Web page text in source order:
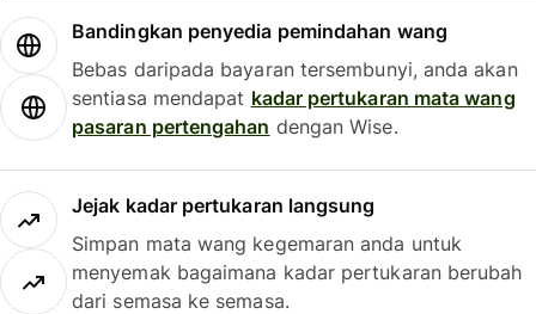
Bandingkan penyedia pemindahan wang
Bebas daripada bayaran tersembunyi, anda akan
sentiasa mendapat kadar pertukaran mata wang
pasaran pertengahan dengan Wise.
Jejak kadar pertukaran langsung
Simpan mata wang kegemaran anda untuk
menyemak bagaimana kadar pertukaran berubah
dari semasa ke semasa.